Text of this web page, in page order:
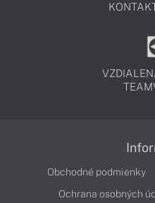
Obchodné podmienky
Ochrana osobných